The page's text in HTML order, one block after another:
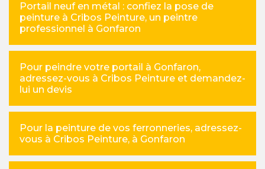
Portail neuf en métal : confiez la pose de
peinture à Cribos Peinture, un peintre
professionnel à Gonfaron
Pour peindre votre portail à Gonfaron,
adressez-vous à Cribos Peinture et demandez-
lui un devis
Pour la peinture de vos ferronneries, adressez-
vous à Cribos Peinture, à Gonfaron